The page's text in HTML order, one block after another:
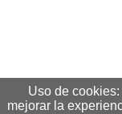
Uso de
mejorar la